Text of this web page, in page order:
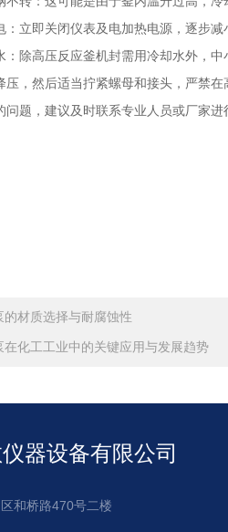
立即关闭仪表及电加热电源，逐步减
：除高压反应釜机封需用冷却水外，
压，然后适当拧紧螺母和接头，严禁
题，建议及时联系专业人员或厂家进
的材质选择与耐腐蚀性
在化工工业中的关键应用与发展趋势
器设备有限公司
和桥路470号二楼